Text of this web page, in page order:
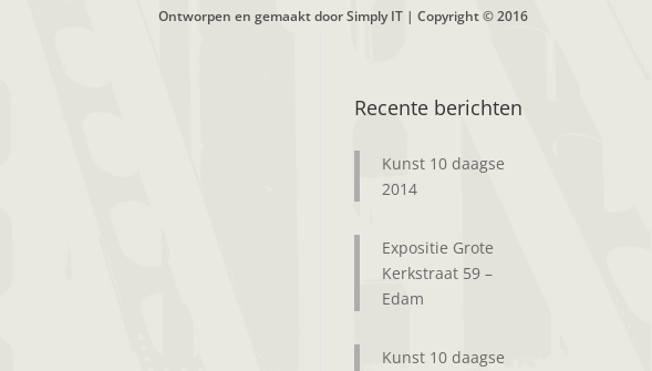
Ontworpen en gemaakt door Simply IT | Copyright © 2016
Recente berichten
Kunst 10 daagse
2014
Expositie Grote
Kerkstraat 59 –
Edam
Kunst 10 daagse